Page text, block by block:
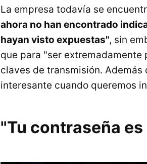
La empresa todavía se
ahora no han encontrado
hayan visto expuestas", sin
que para "ser
claves de transmisión. Además
interesante cuando queremos
"Tu contraseña